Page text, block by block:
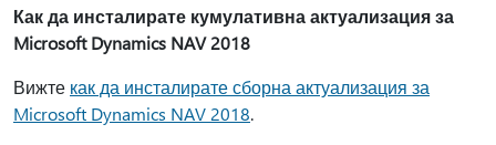
Как да инсталирате кумулативна актуализация за
Microsoft Dynamics NAV 2018
Вижте как да инсталирате сборна актуализация за
Microsoft Dynamics NAV 2018.